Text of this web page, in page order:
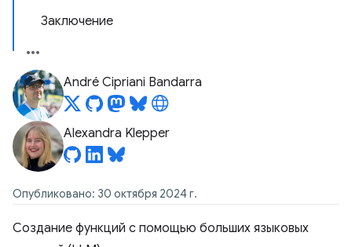
Заключение
André Cipriani Bandarra
Alexandra Klepper
Опубликовано: 30 октября 2024 г.
Создание функций с помощью больших языковых